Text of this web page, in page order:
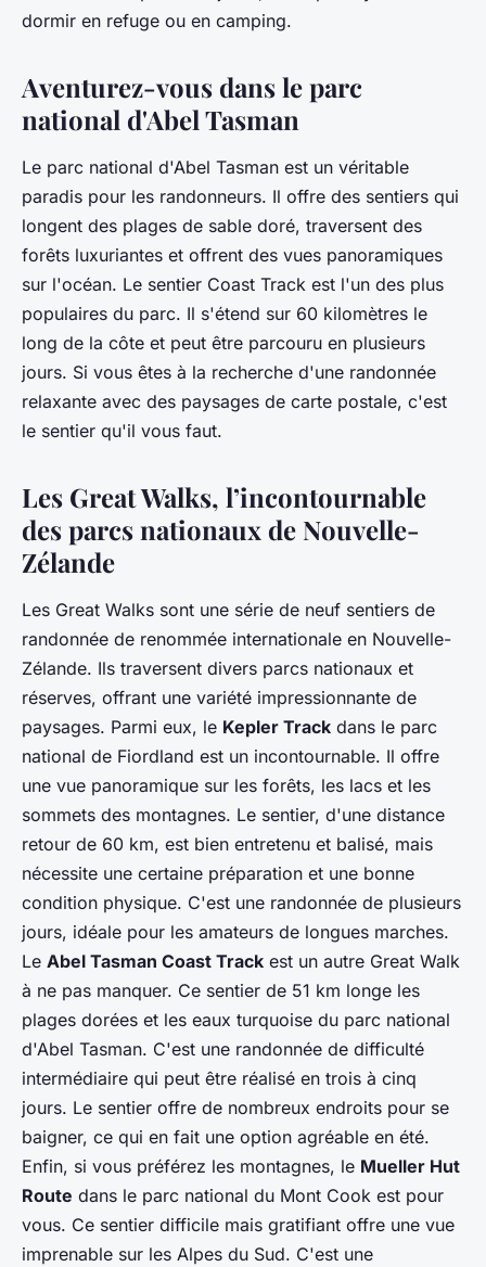
dormir en refuge ou en camping.
Aventurez-vous dans le parc
national d'Abel Tasman
Le parc national d'Abel Tasman est un véritable
paradis pour les randonneurs. Il offre des sentiers qui
longent des plages de sable doré, traversent des
forêts luxuriantes et offrent des vues panoramiques
sur l'océan. Le sentier Coast Track est l'un des plus
populaires du parc. Il s'étend sur 60 kilomètres le
long de la côte et peut être parcouru en plusieurs
jours. Si vous êtes à la recherche d'une randonnée
relaxante avec des paysages de carte postale, c'est
le sentier qu'il vous faut.
Les Great Walks, l’incontournable
des parcs nationaux de Nouvelle-
Zélande
Les Great Walks sont une série de neuf sentiers de
randonnée de renommée internationale en Nouvelle-
Zélande. Ils traversent divers parcs nationaux et
réserves, offrant une variété impressionnante de
paysages. Parmi eux, le Kepler Track dans le parc
national de Fiordland est un incontournable. Il offre
une vue panoramique sur les forêts, les lacs et les
sommets des montagnes. Le sentier, d'une distance
retour de 60 km, est bien entretenu et balisé, mais
nécessite une certaine préparation et une bonne
condition physique. C'est une randonnée de plusieurs
jours, idéale pour les amateurs de longues marches.
Le Abel Tasman Coast Track est un autre Great Walk
à ne pas manquer. Ce sentier de 51 km longe les
plages dorées et les eaux turquoise du parc national
d'Abel Tasman. C'est une randonnée de difficulté
intermédiaire qui peut être réalisé en trois à cinq
jours. Le sentier offre de nombreux endroits pour se
baigner, ce qui en fait une option agréable en été.
Enfin, si vous préférez les montagnes, le Mueller Hut
Route dans le parc national du Mont Cook est pour
vous. Ce sentier difficile mais gratifiant offre une vue
imprenable sur les Alpes du Sud. C'est une